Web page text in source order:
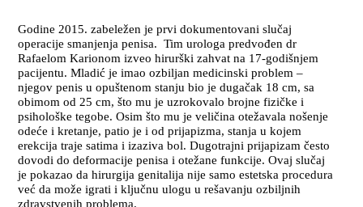
Godine 2015. zabeležen je prvi dokumentovani slučaj
operacije smanjenja penisa. Tim urologa predvođen dr
Rafaelom Karionom izveo hirurški zahvat na 17-godišnjem
pacijentu. Mladić je imao ozbiljan medicinski problem –
njegov penis u opuštenom stanju bio je dugačak 18 cm, sa
obimom od 25 cm, što mu je uzrokovalo brojne fizičke i
psihološke tegobe. Osim što mu je veličina otežavala nošenje
odeće i kretanje, patio je i od prijapizma, stanja u kojem
erekcija traje satima i izaziva bol. Dugotrajni prijapizam često
dovodi do deformacije penisa i otežane funkcije. Ovaj slučaj
je pokazao da hirurgija genitalija nije samo estetska procedura
već da može igrati i ključnu ulogu u rešavanju ozbiljnih
zdravstvenih problema.